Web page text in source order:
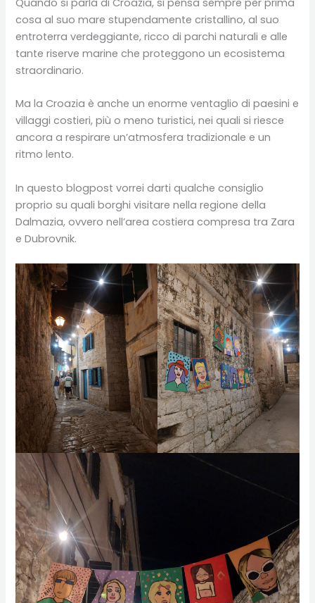
cosa al suo mare stupendamente cristallino, al suo
entroterra verdeggiante, ricco di parchi naturali e alle
tante riserve marine che proteggono un ecosistema
straordinario.
Ma la Croazia è anche un enorme ventaglio di paesini e
villaggi costieri, più o meno turistici, nei quali si riesce
ancora a respirare un’atmosfera tradizionale e un
ritmo lento.
In questo blogpost vorrei darti qualche consiglio
proprio su quali borghi visitare nella regione della
Dalmazia, ovvero nell’area costiera compresa tra Zara
e Dubrovnik.